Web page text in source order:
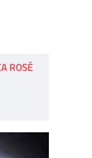
ROSÉ